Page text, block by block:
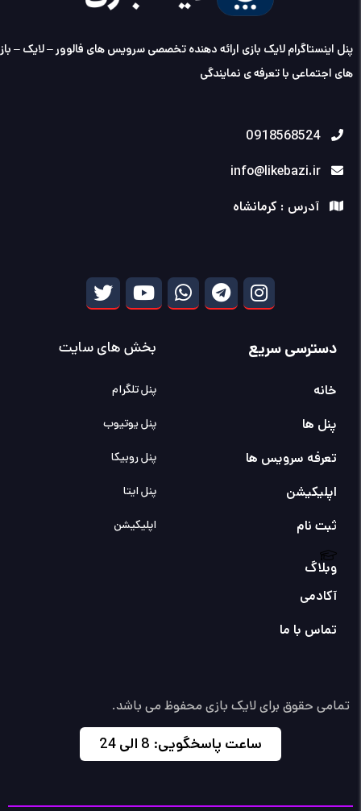
پنل اینستاگرام لایک بازی ارائه دهنده تخصصی سرویس های فالوور – لایک –
های اجتماعی با تعرفه ی نمایندگی
0918568524
info@likebazi.ir
آدرس : کرمانشاه
دسترسی سریع
خانه
پنل ها
تعرفه سرویس ها
اپلیکیشن
ثبت نام
وبلاگ
آکادمی
تماس با ما
بخش های سایت
پنل تلگرام
پنل یوتیوب
پنل روبیکا
پنل ایتا
اپلیکیشن
تمامی حقوق برای لایک بازی محفوظ می باشد.
ساعت پاسخگویی: 8 الی 24